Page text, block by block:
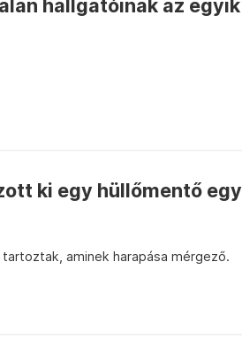
hallgatóinak az egyik
ki egy hüllőmentő egy
aminek harapása mérgező.